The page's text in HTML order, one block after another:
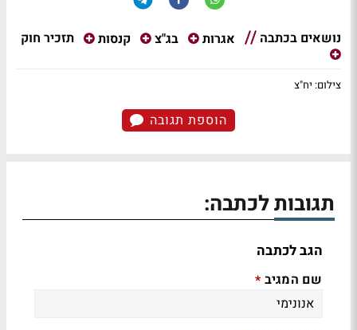
נושאים בכתבה אגרות בג"צ קנסות תזכיר חוק
צילום: יח"צ
הוספת תגובה
תגובות לכתבה:
הגב לכתבה
שם המגיב *